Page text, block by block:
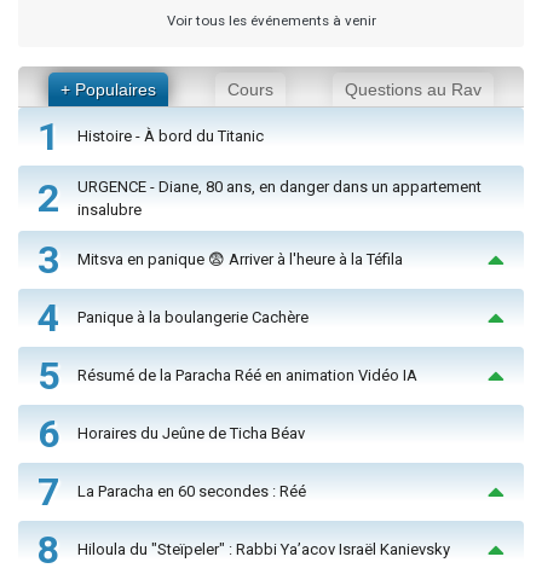
Voir tous les événements à venir
+ Populaires Cours Questions au Rav
1 Histoire - À bord du Titanic
2
URGENCE - Diane, 80 ans, en danger dans un appartement
insalubre
3 Mitsva en panique 😨 Arriver à l'heure à la Téfila
4 Panique à la boulangerie Cachère
5 Résumé de la Paracha Réé en animation Vidéo IA
6 Horaires du Jeûne de Ticha Béav
7 La Paracha en 60 secondes : Réé
8 Hiloula du "Steïpeler" : Rabbi Ya’acov Israël Kanievsky